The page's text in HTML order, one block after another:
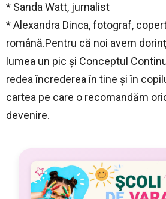
* Sanda Watt, jurnalist
* Alexandra Dinca, fotograf,
română.Pentru că noi avem
lumea un pic şi Conceptul
redea încrederea în tine şi în
cartea pe care o recomandăm
devenire.